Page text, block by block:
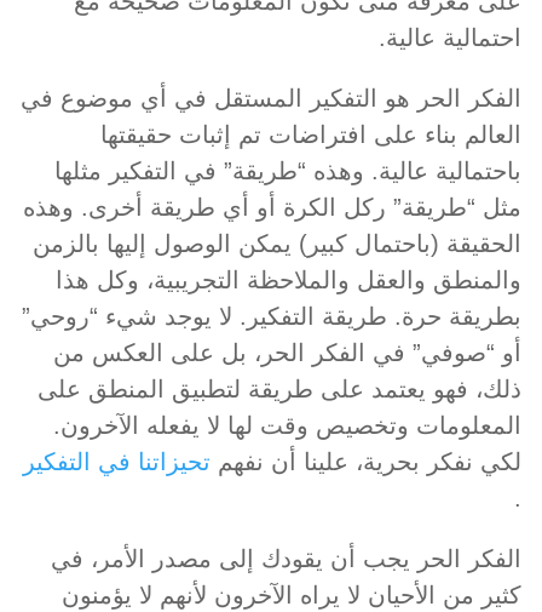
احتمالية عالية.
الفكر الحر هو التفكير المستقل في أي موضوع في
العالم بناء على افتراضات تم إثبات حقيقتها
باحتمالية عالية. وهذه “طريقة” في التفكير مثلها
مثل “طريقة” ركل الكرة أو أي طريقة أخرى. وهذه
الحقيقة (باحتمال كبير) يمكن الوصول إليها بالزمن
والمنطق والعقل والملاحظة التجريبية، وكل هذا
بطريقة حرة. طريقة التفكير. لا يوجد شيء “روحي”
أو “صوفي” في الفكر الحر، بل على العكس من
ذلك، فهو يعتمد على طريقة لتطبيق المنطق على
المعلومات وتخصيص وقت لها لا يفعله الآخرون.
لكي نفكر بحرية، علينا أن نفهم تحيزاتنا في التفكير
.
الفكر الحر يجب أن يقودك إلى مصدر الأمر، في
كثير من الأحيان لا يراه الآخرون لأنهم لا يؤمنون